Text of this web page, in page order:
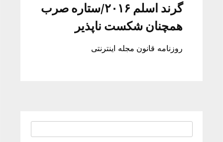
گرند اسلم ۲۰۱۶/ستاره صرب
همچنان شکست ناپذیر
روزنامه قانون مجله اینترنتی